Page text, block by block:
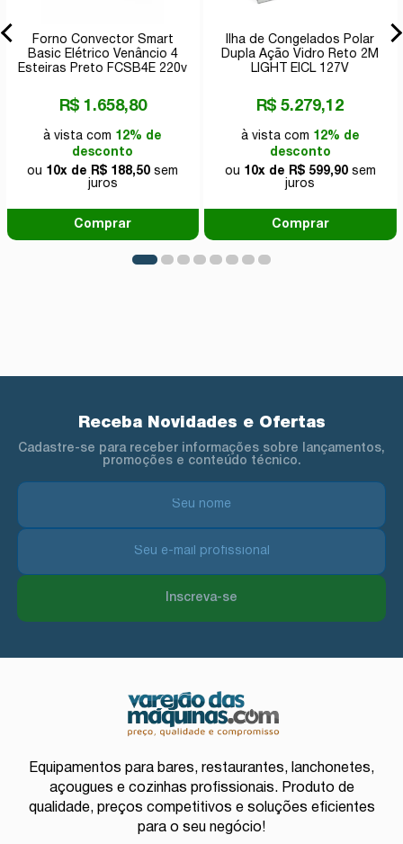
Forno Convector Smart
Basic Elétrico Venâncio 4
Esteiras Preto FCSB4E 220v
R$ 1.658,80
à vista com 12% de
desconto
ou 10x de R$ 188,50 sem
juros
Comprar
Ilha de Congelados Polar
Dupla Ação Vidro Reto 2M
LIGHT EICL 127V
R$ 5.279,12
à vista com 12% de
desconto
ou 10x de R$ 599,90sem
juros
Comprar
Receba Novidades e Ofertas
Cadastre-se para receber informações sobre lançamentos,
promoções e conteúdo técnico.
Inscreva-se
Equipamentos para bares, restaurantes, lanchonetes,
açougues e cozinhas profissionais. Produto de
qualidade, preços competitivos e soluções eficientes
para o seu negócio!